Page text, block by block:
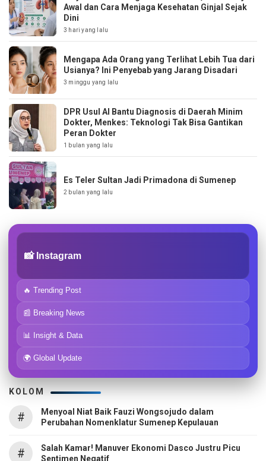
Awal dan Cara Menjaga Kesehatan Ginjal Sejak
Dini
3 hari yang lalu
Mengapa Ada Orang yang Terlihat Lebih Tua dari
Usianya? Ini Penyebab yang Jarang Disadari
3 minggu yang lalu
DPR Usul AI Bantu Diagnosis di Daerah Minim
Dokter, Menkes: Teknologi Tak Bisa Gantikan
Peran Dokter
1 bulan yang lalu
Es Teler Sultan Jadi Primadona di Sumenep
2 bulan yang lalu
📸 Instagram
🔥 Trending Post
📰 Breaking News
📊 Insight & Data
🌍 Global Update
KOLOM
#
Menyoal Niat Baik Fauzi Wongsojudo dalam
Perubahan Nomenklatur Sumenep Kepulauan
#
Salah Kamar! Manuver Ekonomi Dasco Justru Picu
Sentimen Negatif